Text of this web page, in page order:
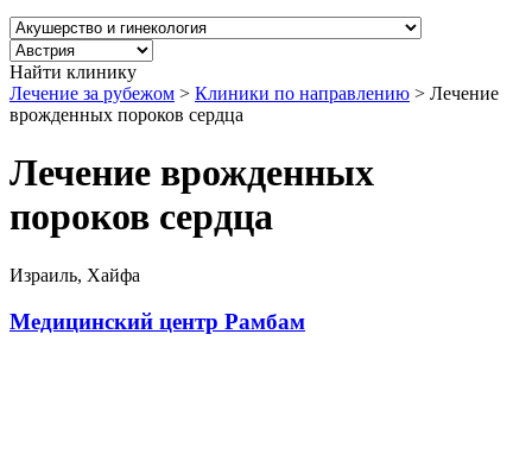
Найти клинику
Лечение за рубежом > Клиники по направлению > Лечение
врожденных пороков сердца
Лечение врожденных
пороков сердца
Израиль, Хайфа
Медицинский центр Рамбам